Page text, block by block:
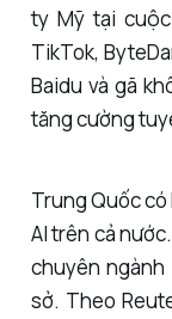
ty Mỹ tại
TikTok,
Baidu và gã
tăng cường
Trung Quốc
AI trên cả
chuyên
sở. Theo